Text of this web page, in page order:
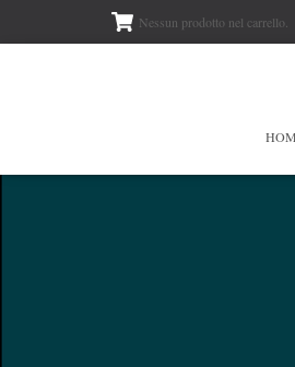
Nessun prodotto nel carrello.